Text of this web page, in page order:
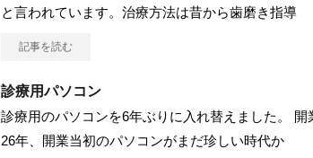
と言われています。治療方法は昔から歯磨き指導
記事を読む
診療用パソコン
診療用のパソコンを6年ぶりに入れ替えました。 開
26年、開業当初のパソコンがまだ珍しい時代か